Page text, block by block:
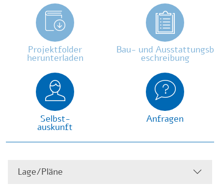
Projektfolder
herunterladen
Bau- und Ausstattungsb
eschreibung
Selbst-
auskunft
Anfragen
Lage/Pläne